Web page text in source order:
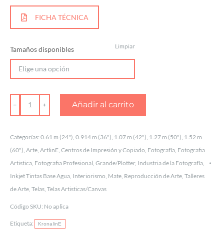
FICHA TÉCNICA
Tamaños disponibles Limpiar
CANVAS
MATE
100%
ALGODÓN
24
mil
cantidad
Añadir al carrito
Categorías: 0.61 m (24"), 0.914 m (36"), 1.07 m (42"), 1.27 m (50"), 1.52 m
(60"), Arte, ArtlinE, Centros de Impresión y Copiado, Fotografía, Fotografia
Artistica, Fotografia Profesional, Grande/Plotter, Industria de la Fotografía,
Inkjet Tintas Base Agua, Interiorismo, Mate, Reproducción de Arte, Talleres
de Arte, Telas, Telas Artisticas/Canvas
Código SKU: No aplica
Etiqueta: KronalinE